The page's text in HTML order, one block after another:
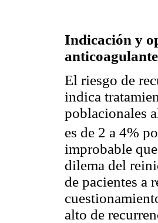
Indicación y
El riesgo de
indica
poblacionales
es de 2 a 4%
improbable
dilema del
de pacientes a
alto de